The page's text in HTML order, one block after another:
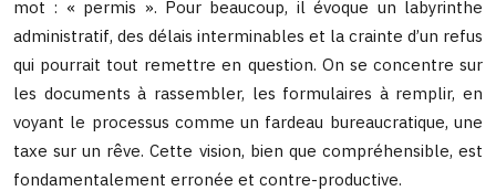
mot : « permis ». Pour beaucoup, il évoque un labyrinthe
administratif, des délais interminables et la crainte d’un refus
qui pourrait tout remettre en question. On se concentre sur
les documents à rassembler, les formulaires à remplir, en
voyant le processus comme un fardeau bureaucratique, une
taxe sur un rêve. Cette vision, bien que compréhensible, est
fondamentalement erronée et contre-productive.